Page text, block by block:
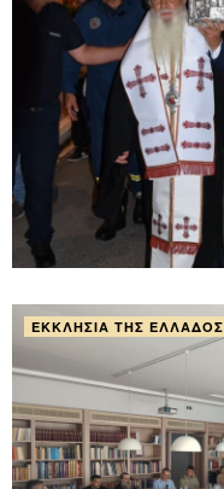
ΕΚΚΛΗΣΊΑ ΤΗΣ ΕΛΛΆΔΟΣ